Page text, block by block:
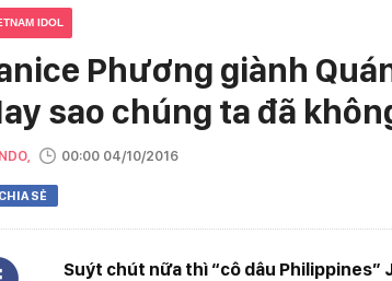
IDOL
Phương giành
sao chúng ta đã
00:00 04/10/2016
CHIA SẺ
Suýt chút nữa thì “cô dâu